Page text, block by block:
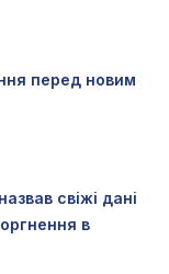
перед новим
свіжі дані
в